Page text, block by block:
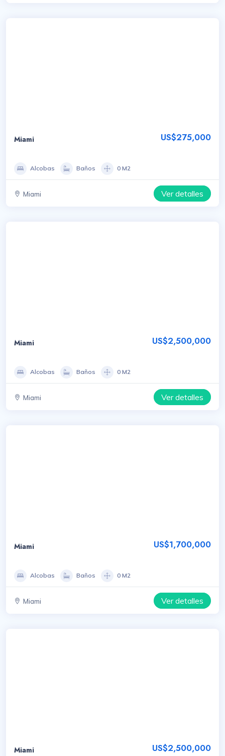
Miami US$275,000
Alcobas Baños 0 M2
Miami Ver detalles
Miami US$2,500,000
Alcobas Baños 0 M2
Miami Ver detalles
Miami US$1,700,000
Alcobas Baños 0 M2
Miami Ver detalles
Miami US$2,500,000